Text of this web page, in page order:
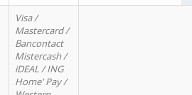
Visa /
Mastercard /
Bancontact
Mistercash /
iDEAL / ING
Home' Pay /